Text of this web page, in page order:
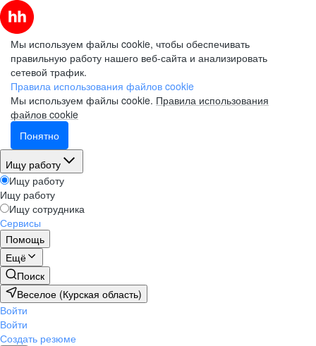
Мы используем файлы cookie, чтобы обеспечивать
правильную работу нашего веб-сайта и анализировать
сетевой трафик.
Правила использования файлов cookie
Мы используем файлы cookie. Правила использования
файлов cookie
Понятно
Ищу работу
Ищу работу
Ищу работу
Ищу сотрудника
Сервисы
Помощь
Ещё
Поиск
Веселое (Курская область)
Войти
Войти
Создать резюме